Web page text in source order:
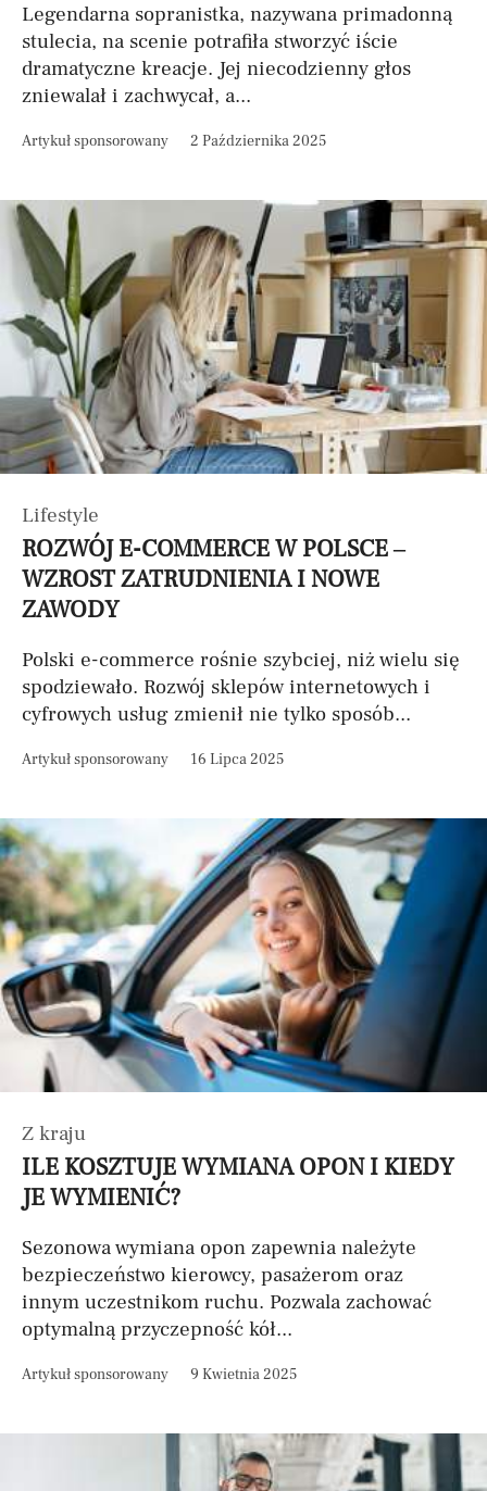
Legendarna sopranistka, nazywana primadonną
stulecia, na scenie potrafiła stworzyć iście
dramatyczne kreacje. Jej niecodzienny głos
zniewalał i zachwycał, a...
Artykuł sponsorowany 2 Października 2025
Lifestyle
ROZWÓJ E-COMMERCE W POLSCE –
WZROST ZATRUDNIENIA I NOWE
ZAWODY
Polski e-commerce rośnie szybciej, niż wielu się
spodziewało. Rozwój sklepów internetowych i
cyfrowych usług zmienił nie tylko sposób...
Artykuł sponsorowany 16 Lipca 2025
Z kraju
ILE KOSZTUJE WYMIANA OPON I KIEDY
JE WYMIENIĆ?
Sezonowa wymiana opon zapewnia należyte
bezpieczeństwo kierowcy, pasażerom oraz
innym uczestnikom ruchu. Pozwala zachować
optymalną przyczepność kół...
Artykuł sponsorowany 9 Kwietnia 2025